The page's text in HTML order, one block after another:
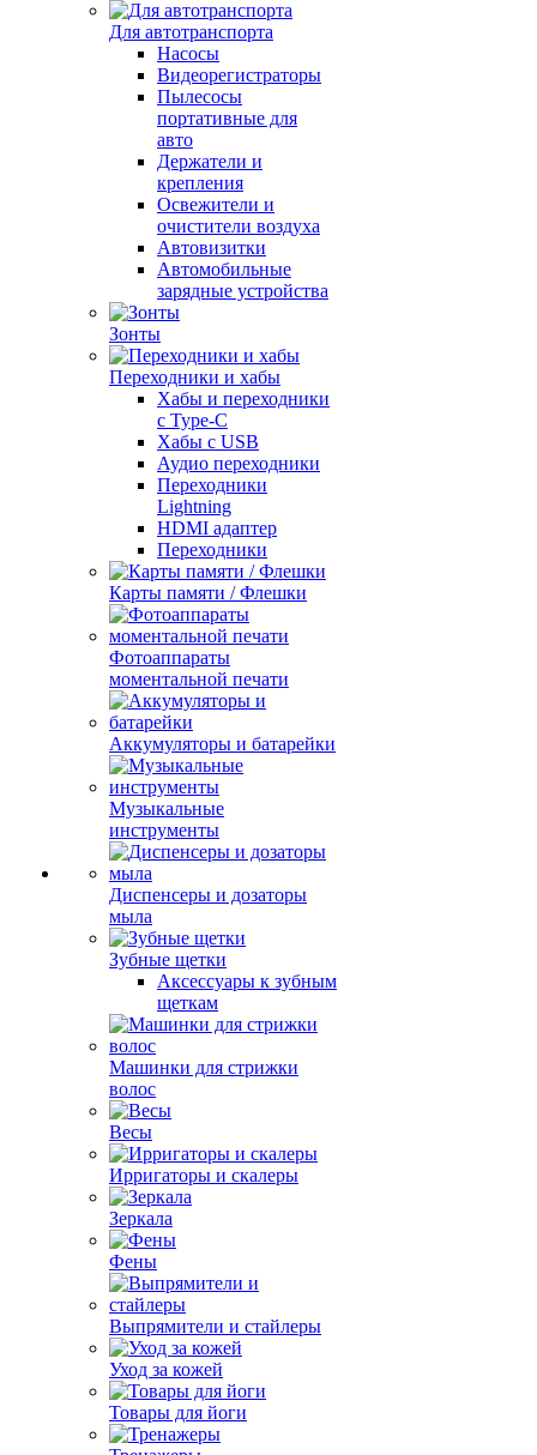
Для автотранспорта
Насосы
Видеорегистраторы
Пылесосы
портативные для
авто
Держатели и
крепления
Освежители и
очистители воздуха
Автовизитки
Автомобильные
зарядные устройства
Зонты
Переходники и хабы
Хабы и переходники
с Type-C
Хабы с USB
Аудио переходники
Переходники
Lightning
HDMI адаптер
Переходники
Карты памяти / Флешки
Фотоаппараты
моментальной печати
Аккумуляторы и батарейки
Музыкальные
инструменты
Диспенсеры и дозаторы
мыла
Зубные щетки
Аксессуары к зубным
щеткам
Машинки для стрижки
волос
Весы
Ирригаторы и скалеры
Зеркала
Фены
Выпрямители и стайлеры
Уход за кожей
Товары для йоги